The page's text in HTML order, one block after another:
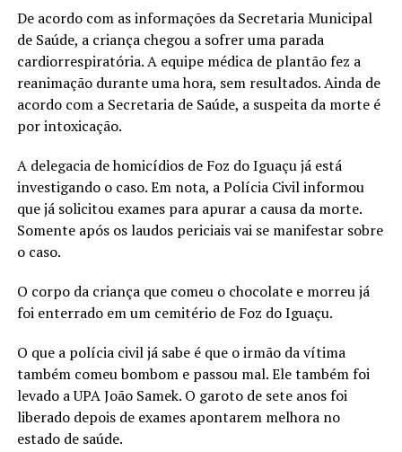
De acordo com as informações da Secretaria Municipal
de Saúde, a criança chegou a sofrer uma parada
cardiorrespiratória. A equipe médica de plantão fez a
reanimação durante uma hora, sem resultados. Ainda de
acordo com a Secretaria de Saúde, a suspeita da morte é
por intoxicação.
A delegacia de homicídios de Foz do Iguaçu já está
investigando o caso. Em nota, a Polícia Civil informou
que já solicitou exames para apurar a causa da morte.
Somente após os laudos periciais vai se manifestar sobre
o caso.
O corpo da criança que comeu o chocolate e morreu já
foi enterrado em um cemitério de Foz do Iguaçu.
O que a polícia civil já sabe é que o irmão da vítima
também comeu bombom e passou mal. Ele também foi
levado a UPA João Samek. O garoto de sete anos foi
liberado depois de exames apontarem melhora no
estado de saúde.